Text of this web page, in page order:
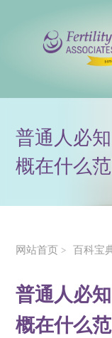
普通人必
概在什么
网站首页 > 百科宝
普通人必
概在什么